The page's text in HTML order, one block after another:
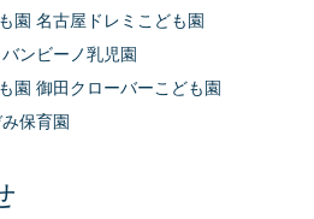
園 名古屋ドレミこども園
ンビーノ乳児園
園 御田クローバーこども園
保育園